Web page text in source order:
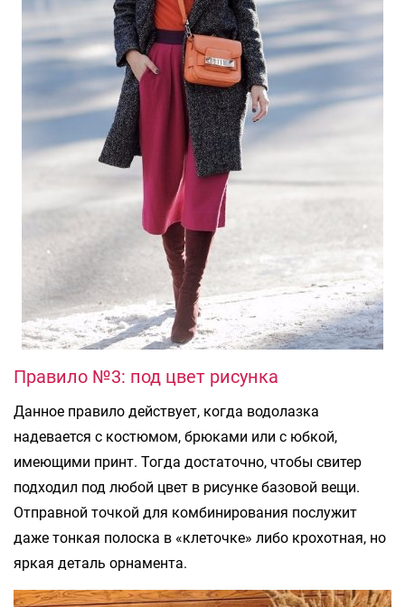
Правило №3: под цвет рисунка
Данное правило действует, когда водолазка
надевается с костюмом, брюками или с юбкой,
имеющими принт. Тогда достаточно, чтобы свитер
подходил под любой цвет в рисунке базовой вещи.
Отправной точкой для комбинирования послужит
даже тонкая полоска в «клеточке» либо крохотная, но
яркая деталь орнамента.